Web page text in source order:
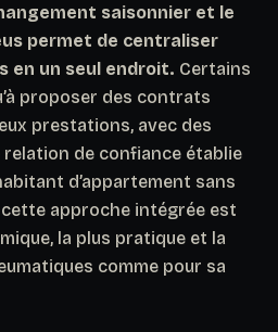
saisonnier et le
permet de centraliser
en un seul endroit. Certains
proposer des contrats
prestations, avec des
de confiance établie
d’appartement sans
approche intégrée est
la plus pratique et la
comme pour sa